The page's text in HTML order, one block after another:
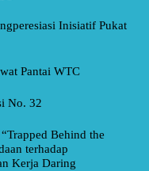
Inisiatif Pukat
Pantai WTC
No. 32
Behind the
terhadap
Kerja Daring